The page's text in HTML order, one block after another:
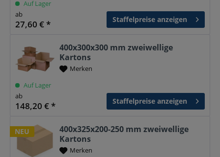
Auf Lager
ab
27,60 € * Staffelpreise anzeigen
400x300x300 mm zweiwellige
Kartons
Merken
Auf Lager
ab
148,20 € * Staffelpreise anzeigen
NEU
400x325x200-250 mm zweiwellige
Kartons
Merken